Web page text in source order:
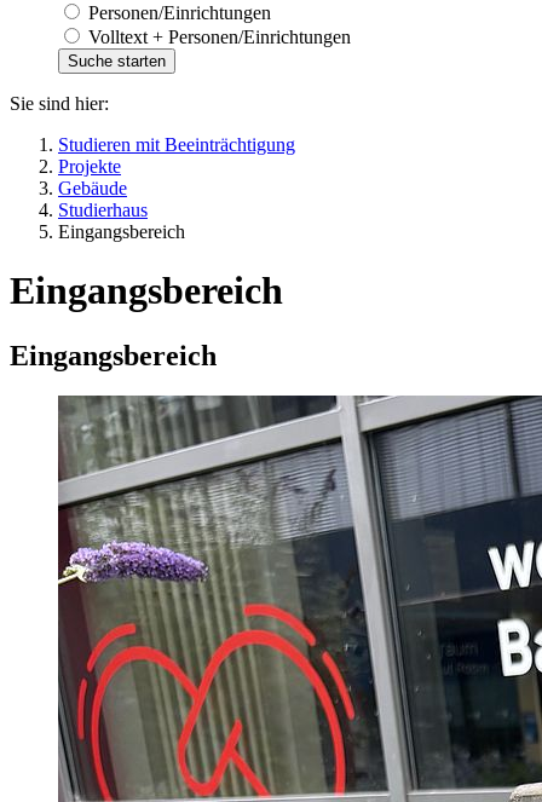
Personen/Einrichtungen
Volltext + Personen/Einrichtungen
Sie sind hier:
Studieren mit Beeinträchtigung
Projekte
Gebäude
Studierhaus
Eingangsbereich
Eingangsbereich
Eingangsbereich